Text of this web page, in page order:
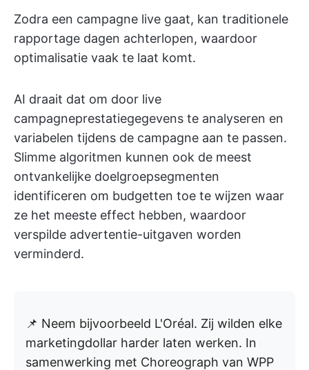
Zodra een campagne live gaat, kan traditionele
rapportage dagen achterlopen, waardoor
optimalisatie vaak te laat komt.
AI draait dat om door live
campagneprestatiegegevens te analyseren en
variabelen tijdens de campagne aan te passen.
Slimme algoritmen kunnen ook de meest
ontvankelijke doelgroepsegmenten
identificeren om budgetten toe te wijzen waar
ze het meeste effect hebben, waardoor
verspilde advertentie-uitgaven worden
verminderd.
📌 Neem bijvoorbeeld L'Oréal. Zij wilden elke
marketingdollar harder laten werken. In
samenwerking met Choreograph van WPP